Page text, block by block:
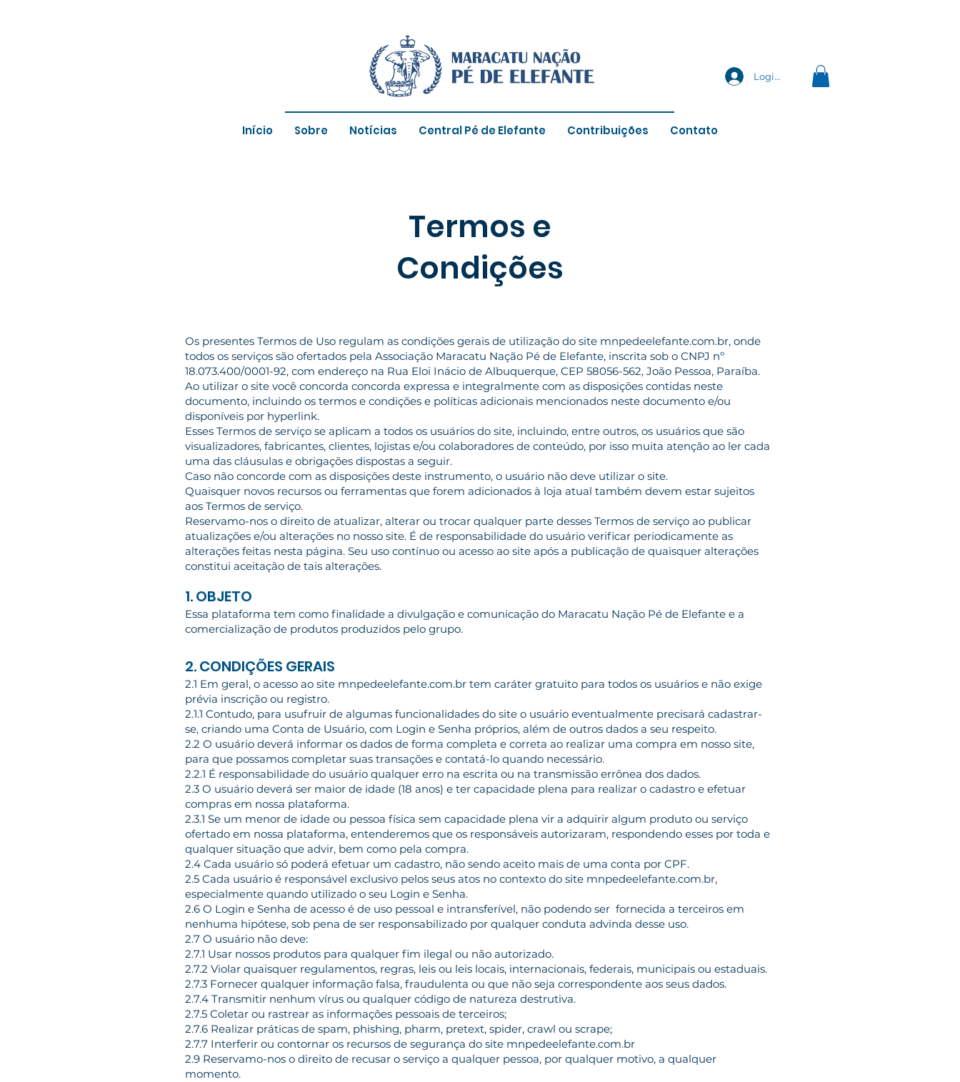
Login
Início Sobre Notícias Central Pé de Elefante Contribuições Contato
Termos e
Condições
Os presentes Termos de Uso regulam as condições gerais de utilização do site mnpedeelefante.com.br, onde
todos os serviços são ofertados pela Associação Maracatu Nação Pé de Elefante, inscrita sob o CNPJ nº
18.073.400/0001-92, com endereço na Rua Eloi Inácio de Albuquerque, CEP 58056-562, João Pessoa, Paraíba.
Ao utilizar o site você concorda concorda expressa e integralmente com as disposições contidas neste
documento, incluindo os termos e condições e políticas adicionais mencionados neste documento e/ou
disponíveis por hyperlink.
Esses Termos de serviço se aplicam a todos os usuários do site, incluindo, entre outros, os usuários que são
visualizadores, fabricantes, clientes, lojistas e/ou colaboradores de conteúdo, por isso muita atenção ao ler cada
uma das cláusulas e obrigações dispostas a seguir.
Caso não concorde com as disposições deste instrumento, o usuário não deve utilizar o site.
Quaisquer novos recursos ou ferramentas que forem adicionados à loja atual também devem estar sujeitos
aos Termos de serviço.
Reservamo-nos o direito de atualizar, alterar ou trocar qualquer parte desses Termos de serviço ao publicar
atualizações e/ou alterações no nosso site. É de responsabilidade do usuário verificar periodicamente as
alterações feitas nesta página. Seu uso contínuo ou acesso ao site após a publicação de quaisquer alterações
constitui aceitação de tais alterações.
1. OBJETO
Essa plataforma tem como finalidade a divulgação e comunicação do Maracatu Nação Pé de Elefante e a
comercialização de produtos produzidos pelo grupo.
2. CONDIÇÕES GERAIS
2.1 Em geral, o acesso ao site mnpedeelefante.com.br tem caráter gratuito para todos os usuários e não exige
prévia inscrição ou registro.
2.1.1 Contudo, para usufruir de algumas funcionalidades do site o usuário eventualmente precisará cadastrar-
se, criando uma Conta de Usuário, com Login e Senha próprios, além de outros dados a seu respeito.
2.2 O usuário deverá informar os dados de forma completa e correta ao realizar uma compra em nosso site,
para que possamos completar suas transações e contatá-lo quando necessário.
2.2.1 É responsabilidade do usuário qualquer erro na escrita ou na transmissão errônea dos dados.
2.3 O usuário deverá ser maior de idade (18 anos) e ter capacidade plena para realizar o cadastro e efetuar
compras em nossa plataforma.
2.3.1 Se um menor de idade ou pessoa física sem capacidade plena vir a adquirir algum produto ou serviço
ofertado em nossa plataforma, entenderemos que os responsáveis autorizaram, respondendo esses por toda e
qualquer situação que advir, bem como pela compra.
2.4 Cada usuário só poderá efetuar um cadastro, não sendo aceito mais de uma conta por CPF.
2.5 Cada usuário é responsável exclusivo pelos seus atos no contexto do site mnpedeelefante.com.br,
especialmente quando utilizado o seu Login e Senha.
2.6 O Login e Senha de acesso é de uso pessoal e intransferível, não podendo ser fornecida a terceiros em
nenhuma hipótese, sob pena de ser responsabilizado por qualquer conduta advinda desse uso.
2.7 O usuário não deve:
2.7.1 Usar nossos produtos para qualquer fim ilegal ou não autorizado.
2.7.2 Violar quaisquer regulamentos, regras, leis ou leis locais, internacionais, federais, municipais ou estaduais.
2.7.3 Fornecer qualquer informação falsa, fraudulenta ou que não seja correspondente aos seus dados.
2.7.4 Transmitir nenhum vírus ou qualquer código de natureza destrutiva.
2.7.5 Coletar ou rastrear as informações pessoais de terceiros;
2.7.6 Realizar práticas de spam, phishing, pharm, pretext, spider, crawl ou scrape;
2.7.7 Interferir ou contornar os recursos de segurança do site mnpedeelefante.com.br
2.9 Reservamo-nos o direito de recusar o serviço a qualquer pessoa, por qualquer motivo, a qualquer
momento.